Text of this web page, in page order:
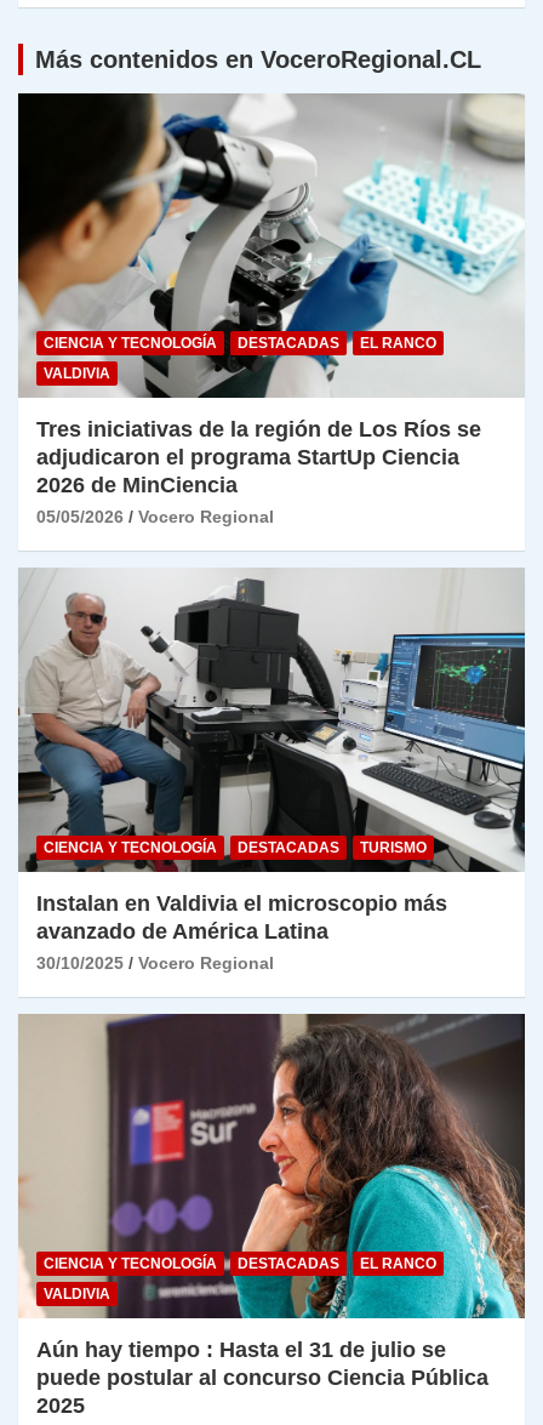
Más contenidos en VoceroRegional.CL
CIENCIA Y TECNOLOGÍA DESTACADAS
EL RANCO
VALDIVIA
Tres iniciativas de la región de Los Ríos se
adjudicaron el programa StartUp Ciencia
2026 de MinCiencia
05/05/2026 Vocero Regional
CIENCIA Y TECNOLOGÍA DESTACADAS TURISMO
Instalan en Valdivia el microscopio más
avanzado de América Latina
30/10/2025 Vocero Regional
CIENCIA Y TECNOLOGÍA DESTACADAS
EL RANCO
VALDIVIA
Aún hay tiempo : Hasta el 31 de julio se
puede postular al concurso Ciencia Pública
2025